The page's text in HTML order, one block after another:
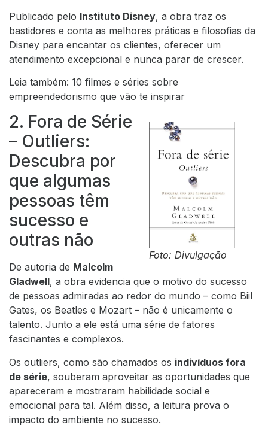
Publicado pelo Instituto Disney, a obra traz os
bastidores e conta as melhores práticas e filosofias da
Disney para encantar os clientes, oferecer um
atendimento excepcional e nunca parar de crescer.
Leia também: 10 filmes e séries sobre
empreendedorismo que vão te inspirar
Foto: Divulgação
2. Fora de Série
– Outliers:
Descubra por
que algumas
pessoas têm
sucesso e
outras não
De autoria de Malcolm
Gladwell, a obra evidencia que o motivo do sucesso
de pessoas admiradas ao redor do mundo – como Biil
Gates, os Beatles e Mozart – não é unicamente o
talento. Junto a ele está uma série de fatores
fascinantes e complexos.
Os outliers, como são chamados os indivíduos fora
de série, souberam aproveitar as oportunidades que
apareceram e mostraram habilidade social e
emocional para tal. Além disso, a leitura prova o
impacto do ambiente no sucesso.